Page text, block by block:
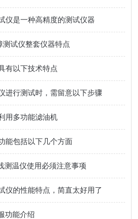
仪是一种高精度的测试仪器
测试仪整套仪器特点
有以下技术特点
进行测试时，需留意以下步骤
用多功能滤油机
能包括以下几个方面
测温仪使用必须注意事项
仪的性能特点，简直太好用了
功能介绍